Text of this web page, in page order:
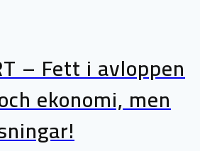
– Fett i avloppen
ekonomi, men